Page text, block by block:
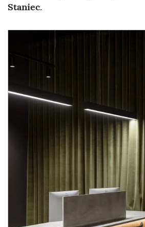
Staniec.